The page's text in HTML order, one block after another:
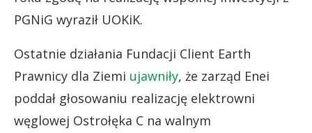
PGNiG wyraził UOKiK.
Ostatnie działania Fundacji Client Earth
Prawnicy dla Ziemi ujawniły, że zarząd Enei
poddał głosowaniu realizację elektrowni
węglowej Ostrołęka C na walnym